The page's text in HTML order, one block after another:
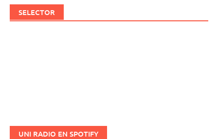
SELECTOR
UNI RADIO EN SPOTIFY